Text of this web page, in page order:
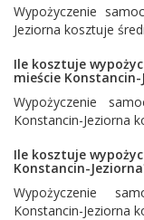
Wypożyczenie
Jeziorna kosztuje
Ile kosztuje
mieście Konstancin-
Wypożyczenie
Konstancin-Jeziorna
Ile kosztuje
Konstancin-
Wypożyczenie
Konstancin-Jeziorna